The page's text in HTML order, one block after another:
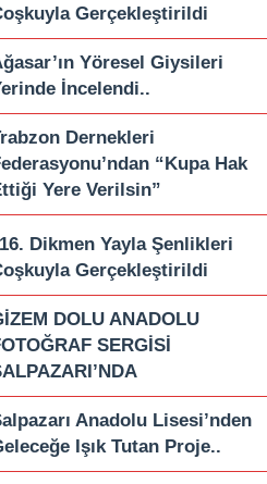
Gerçekleştirildi
Yöresel Giysileri
İncelendi..
Dernekleri
“Kupa Hak
Yere Verilsin”
Dikmen Yayla Şenlikleri
Gerçekleştirildi
DOLU ANADOLU
SERGİSİ
Anadolu Lisesi’nden
Işık Tutan Proje..